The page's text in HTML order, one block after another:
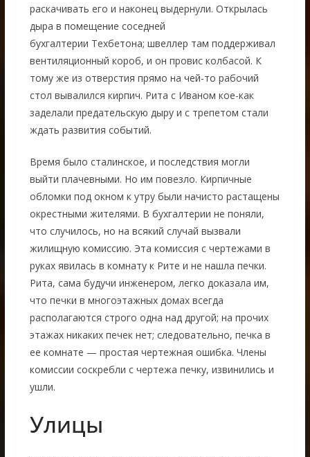
раскачивать его и наконец выдернули. Открылась
дыра в помещение соседней
бухгалтерии Техбетона; швеллер там поддерживал
вентиляционный короб, и он провис колбасой. К
тому же из отверстия прямо на чей-то рабочий
стол вывалился кирпич. Рита с Иваном кое-как
заделали предательскую дыру и с трепетом стали
ждать развития событий.
Время было сталинское, и последствия могли
выйти плачевными. Но им повезло. Кирпичные
обломки под окном к утру были начисто растащены
окрестными жителями. В бухгалтерии не поняли,
что случилось, но на всякий случай вызвали
жилищную комиссию. Эта комиссия с чертежами в
руках явилась в комнату к Рите и не нашла печки.
Рита, сама будучи инженером, легко доказала им,
что печки в многоэтажных домах всегда
располагаются строго одна над другой; на прочих
этажах никаких печек нет; следовательно, печка в
ее комнате — простая чертежная ошибка. Члены
комиссии соскребли с чертежа печку, извинились и
ушли.
Улицы